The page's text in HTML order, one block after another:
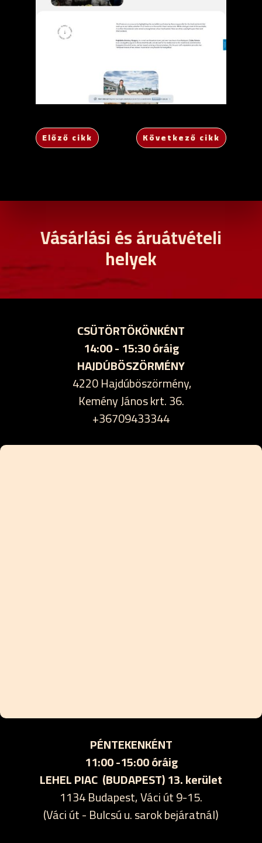
Előző cikk Következő cikk
Vásárlási és áruátvételi
helyek
CSÜTÖRTÖKÖNKÉNT
14:00 - 15:30 óráig
HAJDÚBÖSZÖRMÉNY
4220 Hajdúböszörmény,
Kemény János krt. 36.
+36709433344
PÉNTEKENKÉNT
11:00 -15:00 óráig
LEHEL PIAC (BUDAPEST) 13. kerület
1134 Budapest, Váci út 9-15.
(Váci út - Bulcsú u. sarok bejáratnál)